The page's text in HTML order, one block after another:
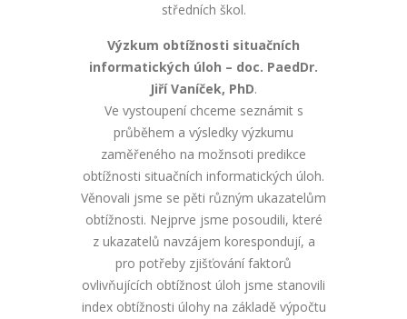
středních škol.
Výzkum obtížnosti situačních
informatických úloh – doc. PaedDr.
Jiří Vaníček, PhD.
Ve vystoupení chceme seznámit s
průběhem a výsledky výzkumu
zaměřeného na možnsoti predikce
obtížnosti situačních informatických úloh.
Věnovali jsme se pěti různým ukazatelům
obtížnosti. Nejprve jsme posoudili, které
z ukazatelů navzájem korespondují, a
pro potřeby zjišťování faktorů
ovlivňujících obtížnost úloh jsme stanovili
index obtížnosti úlohy na základě výpočtu